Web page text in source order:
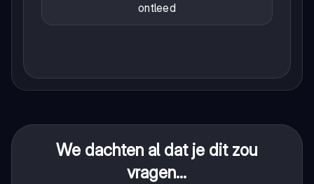
ontleed
We dachten al dat je dit zou
vragen...